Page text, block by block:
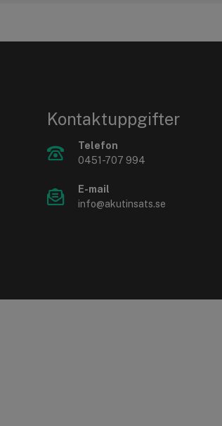
Kontaktuppgifter
Telefon
0451-707 994
E-mail
info@akutinsats.se